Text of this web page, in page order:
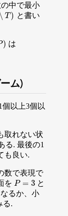
中で最小
∖ T)
T )
と書い
)
) は
ム)
以上3個以
取れない状
る. 最後の1
も良い.
数で表現で
を P = 3
P= 3
と
るか、小
る.